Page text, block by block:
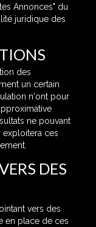
Annonces" du
juridique des
des
un certain
n'ont pour
ne pouvant
exploitera ces
DES
vers des
en place de ces